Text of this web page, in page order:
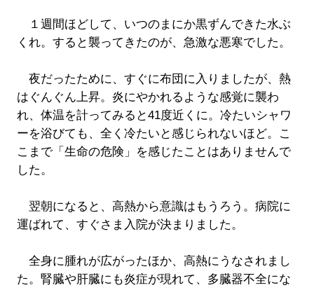
１週間ほどして、いつのまにか黒ずんできた水ぶ
くれ。すると襲ってきたのが、急激な悪寒でした。
夜だったために、すぐに布団に入りましたが、熱
はぐんぐん上昇。炎にやかれるような感覚に襲わ
れ、体温を計ってみると41度近くに。冷たいシャワ
ーを浴びても、全く冷たいと感じられないほど。こ
こまで「生命の危険」を感じたことはありませんで
した。
翌朝になると、高熱から意識はもうろう。病院に
運ばれて、すぐさま入院が決まりました。
全身に腫れが広がったほか、高熱にうなされまし
た。腎臓や肝臓にも炎症が現れて、多臓器不全にな